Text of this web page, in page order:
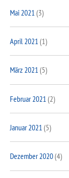
Mai 2021 (3)
April 2021 (1)
März 2021(5)
Februar 2021 (2)
Januar 2021(5)
Dezember 2020(4)